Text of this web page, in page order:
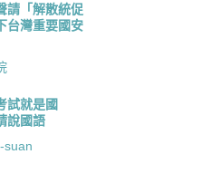
請「解散統促
台灣重要國安
試就是國
說國語
suan